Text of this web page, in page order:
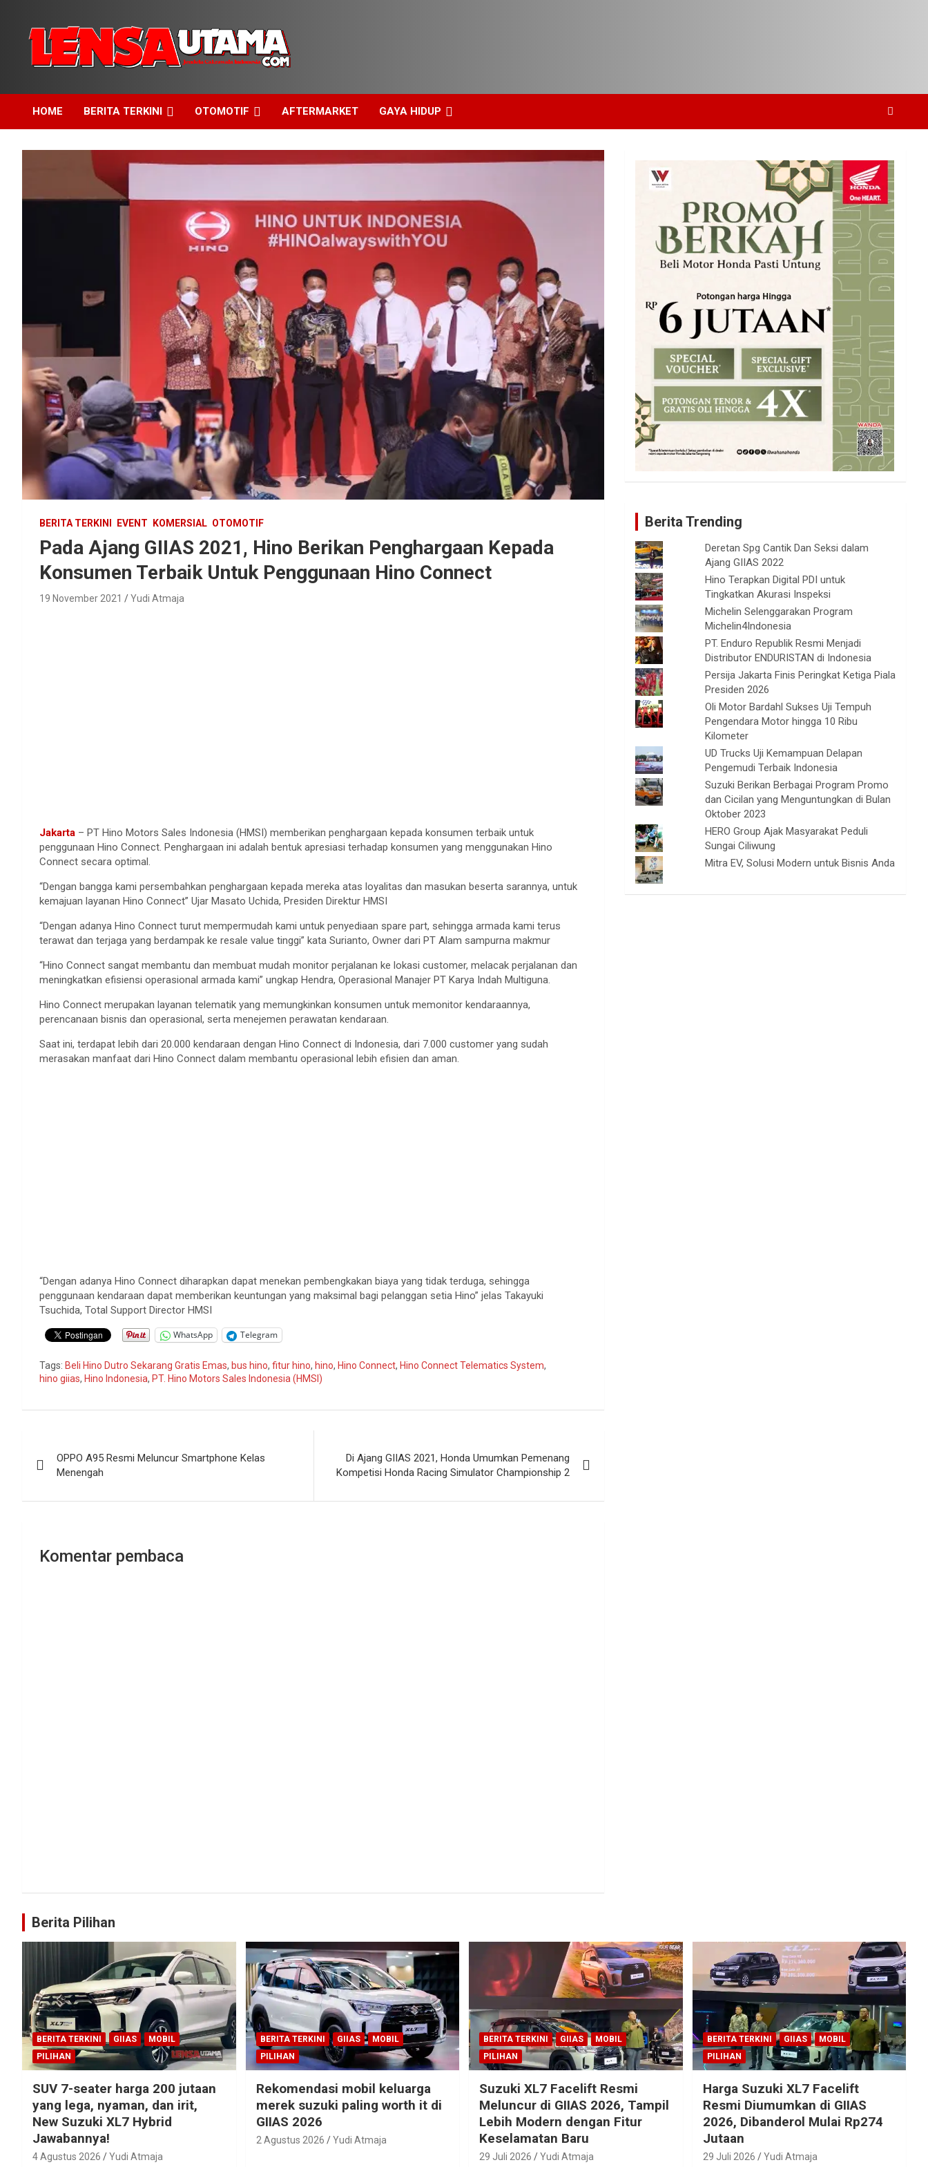
content
LensaUtama
HOME BERITA TERKINI OTOMOTIF AFTERMARKET GAYA HIDUP
BERITA TERKINI EVENT KOMERSIAL OTOMOTIF
Pada Ajang GIIAS 2021, Hino Berikan Penghargaan Kepada
Konsumen Terbaik Untuk Penggunaan Hino Connect
19 November 2021 Yudi Atmaja
Jakarta – PT Hino Motors Sales Indonesia (HMSI) memberikan penghargaan kepada konsumen terbaik untuk
penggunaan Hino Connect. Penghargaan ini adalah bentuk apresiasi terhadap konsumen yang menggunakan Hino
Connect secara optimal.
“Dengan bangga kami persembahkan penghargaan kepada mereka atas loyalitas dan masukan beserta sarannya, untuk
kemajuan layanan Hino Connect” Ujar Masato Uchida, Presiden Direktur HMSI
“Dengan adanya Hino Connect turut mempermudah kami untuk penyediaan spare part, sehingga armada kami terus
terawat dan terjaga yang berdampak ke resale value tinggi” kata Surianto, Owner dari PT Alam sampurna makmur
“Hino Connect sangat membantu dan membuat mudah monitor perjalanan ke lokasi customer, melacak perjalanan dan
meningkatkan efisiensi operasional armada kami” ungkap Hendra, Operasional Manajer PT Karya Indah Multiguna.
Hino Connect merupakan layanan telematik yang memungkinkan konsumen untuk memonitor kendaraannya,
perencanaan bisnis dan operasional, serta menejemen perawatan kendaraan.
Saat ini, terdapat lebih dari 20.000 kendaraan dengan Hino Connect di Indonesia, dari 7.000 customer yang sudah
merasakan manfaat dari Hino Connect dalam membantu operasional lebih efisien dan aman.
“Dengan adanya Hino Connect diharapkan dapat menekan pembengkakan biaya yang tidak terduga, sehingga
penggunaan kendaraan dapat memberikan keuntungan yang maksimal bagi pelanggan setia Hino” jelas Takayuki
Tsuchida, Total Support Director HMSI
WhatsApp Telegram
Tags: Beli Hino Dutro Sekarang Gratis Emas, bus hino, fitur hino, hino, Hino Connect, Hino Connect Telematics System,
hino giias, Hino Indonesia, PT. Hino Motors Sales Indonesia (HMSI)
pos
OPPO A95 Resmi Meluncur Smartphone Kelas
Menengah
Di Ajang GIIAS 2021, Honda Umumkan Pemenang
Kompetisi Honda Racing Simulator Championship 2
Komentar pembaca
Berita Trending
Deretan Spg Cantik Dan Seksi dalam
Ajang GIIAS 2022
Hino Terapkan Digital PDI untuk
Tingkatkan Akurasi Inspeksi
Michelin Selenggarakan Program
Michelin4Indonesia
PT. Enduro Republik Resmi Menjadi
Distributor ENDURISTAN di Indonesia
Persija Jakarta Finis Peringkat Ketiga Piala
Presiden 2026
Oli Motor Bardahl Sukses Uji Tempuh
Pengendara Motor hingga 10 Ribu
Kilometer
UD Trucks Uji Kemampuan Delapan
Pengemudi Terbaik Indonesia
Suzuki Berikan Berbagai Program Promo
dan Cicilan yang Menguntungkan di Bulan
Oktober 2023
HERO Group Ajak Masyarakat Peduli
Sungai Ciliwung
Mitra EV, Solusi Modern untuk Bisnis Anda
Berita Pilihan
BERITA TERKINI GIIAS
MOBIL
PILIHAN
SUV 7-seater harga 200 jutaan
yang lega, nyaman, dan irit,
New Suzuki XL7 Hybrid
Jawabannya!
4 Agustus 2026 Yudi Atmaja
BERITA TERKINI GIIAS
MOBIL
PILIHAN
Rekomendasi mobil keluarga
merek suzuki paling worth it di
GIIAS 2026
2 Agustus 2026 Yudi Atmaja
BERITA TERKINI GIIAS
MOBIL
PILIHAN
Suzuki XL7 Facelift Resmi
Meluncur di GIIAS 2026, Tampil
Lebih Modern dengan Fitur
Keselamatan Baru
29 Juli 2026 Yudi Atmaja
BERITA TERKINI GIIAS
MOBIL
PILIHAN
Harga Suzuki XL7 Facelift
Resmi Diumumkan di GIIAS
2026, Dibanderol Mulai Rp274
Jutaan
29 Juli 2026 Yudi Atmaja